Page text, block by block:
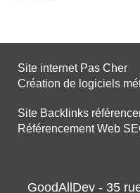
Site internet Pas Cher
Création de logiciels
Site Backlinks
Référencement Web
GoodAllDev - 35